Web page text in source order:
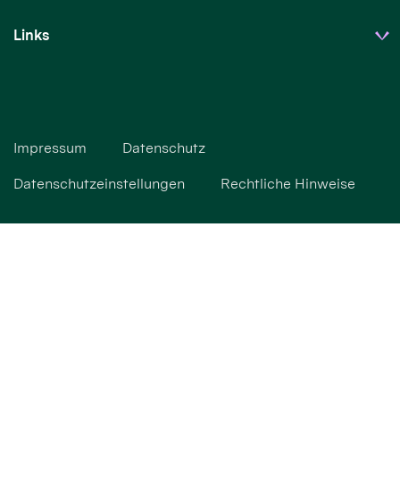
Links
Impressum Datenschutz
Datenschutzeinstellungen Rechtliche Hinweise